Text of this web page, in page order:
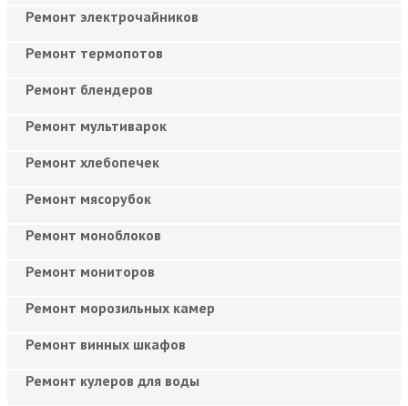
Ремонт электрочайников
Ремонт термопотов
Ремонт блендеров
Ремонт мультиварок
Ремонт хлебопечек
Ремонт мясорубок
Ремонт моноблоков
Ремонт мониторов
Ремонт морозильных камер
Ремонт винных шкафов
Ремонт кулеров для воды